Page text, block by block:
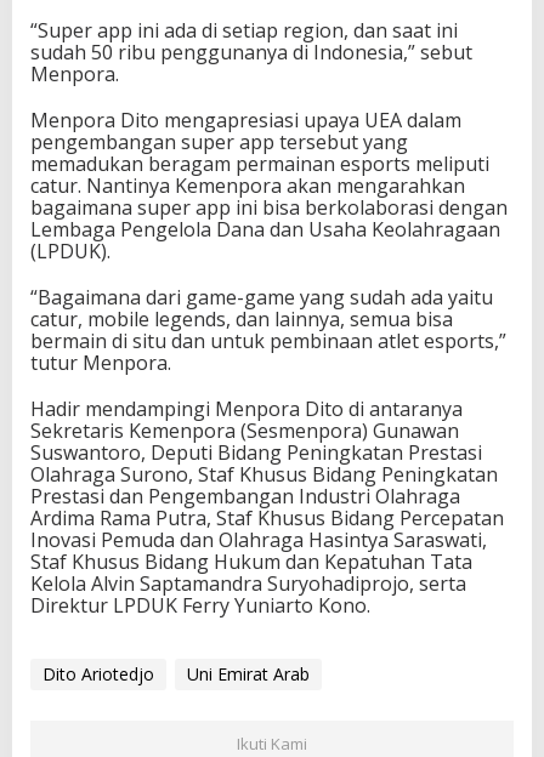
“Super app ini ada di setiap region, dan saat ini
sudah 50 ribu penggunanya di Indonesia,” sebut
Menpora.
Menpora Dito mengapresiasi upaya UEA dalam
pengembangan super app tersebut yang
memadukan beragam permainan esports meliputi
catur. Nantinya Kemenpora akan mengarahkan
bagaimana super app ini bisa berkolaborasi dengan
Lembaga Pengelola Dana dan Usaha Keolahragaan
(LPDUK).
“Bagaimana dari game-game yang sudah ada yaitu
catur, mobile legends, dan lainnya, semua bisa
bermain di situ dan untuk pembinaan atlet esports,”
tutur Menpora.
Hadir mendampingi Menpora Dito di antaranya
Sekretaris Kemenpora (Sesmenpora) Gunawan
Suswantoro, Deputi Bidang Peningkatan Prestasi
Olahraga Surono, Staf Khusus Bidang Peningkatan
Prestasi dan Pengembangan Industri Olahraga
Ardima Rama Putra, Staf Khusus Bidang Percepatan
Inovasi Pemuda dan Olahraga Hasintya Saraswati,
Staf Khusus Bidang Hukum dan Kepatuhan Tata
Kelola Alvin Saptamandra Suryohadiprojo, serta
Direktur LPDUK Ferry Yuniarto Kono.
Dito Ariotedjo Uni Emirat Arab
Ikuti Kami